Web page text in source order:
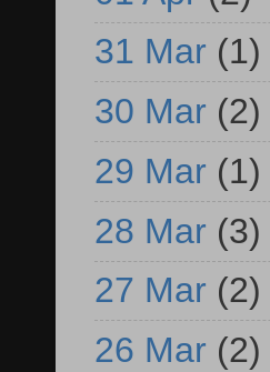
31 Mar (1)
30 Mar (2)
29 Mar (1)
28 Mar (3)
27 Mar (2)
26 Mar (2)